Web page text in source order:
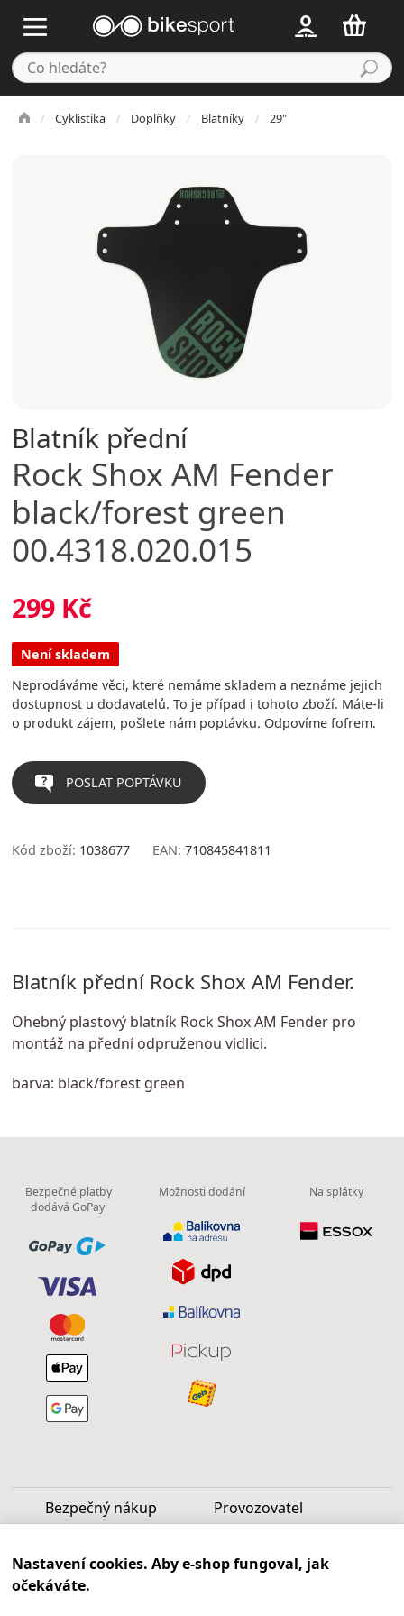
Cyklistika Doplňky Blatníky 29"
Blatník přední
Rock Shox AM Fender
black/forest green
00.4318.020.015
299 Kč
Není skladem
Neprodáváme věci, které nemáme skladem a neznáme jejich
dostupnost u dodavatelů. To je případ i tohoto zboží. Máte-li
o produkt zájem, pošlete nám poptávku. Odpovíme fofrem.
POSLAT POPTÁVKU
Kód zboží: 1038677 EAN: 710845841811
Blatník přední Rock Shox AM Fender.
Ohebný plastový blatník Rock Shox AM Fender pro
montáž na přední odpruženou vidlici.
barva: black/forest green
Bezpečné platby
dodává GoPay
Možnosti dodání Na splátky
Bezpečný nákup Provozovatel
Nastavení cookies. Aby e-shop fungoval, jak
očekáváte.